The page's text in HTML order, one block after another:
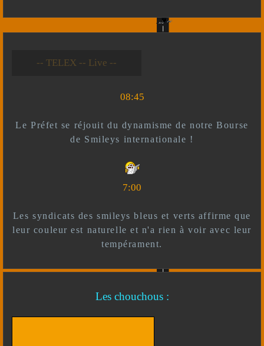
-- Live --- TELEX --
-- *)^^(* --
08:45
Le Préfet se réjouit du dynamisme de notre Bourse
de Smileys internationale !
7:00
Les syndicats des smileys bleus et verts affirme que
leur couleur est naturelle et n'a rien à voir avec leur
tempérament.
Les chouchous :